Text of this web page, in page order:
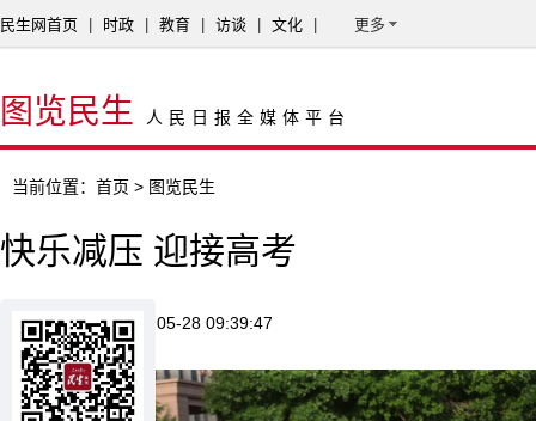
民生网首页 时政 教育 访谈 文化 更多
图览民生 人民日报全媒体平台
当前位置： 首页 > 图览民生
快乐减压 迎接高考
来源：新华网 2026-05-28 09:39:47